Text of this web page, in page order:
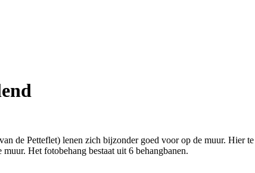
de Petteflet) lenen zich bijzonder goed voor op de muur. Hier
Het fotobehang bestaat uit 6 behangbanen.